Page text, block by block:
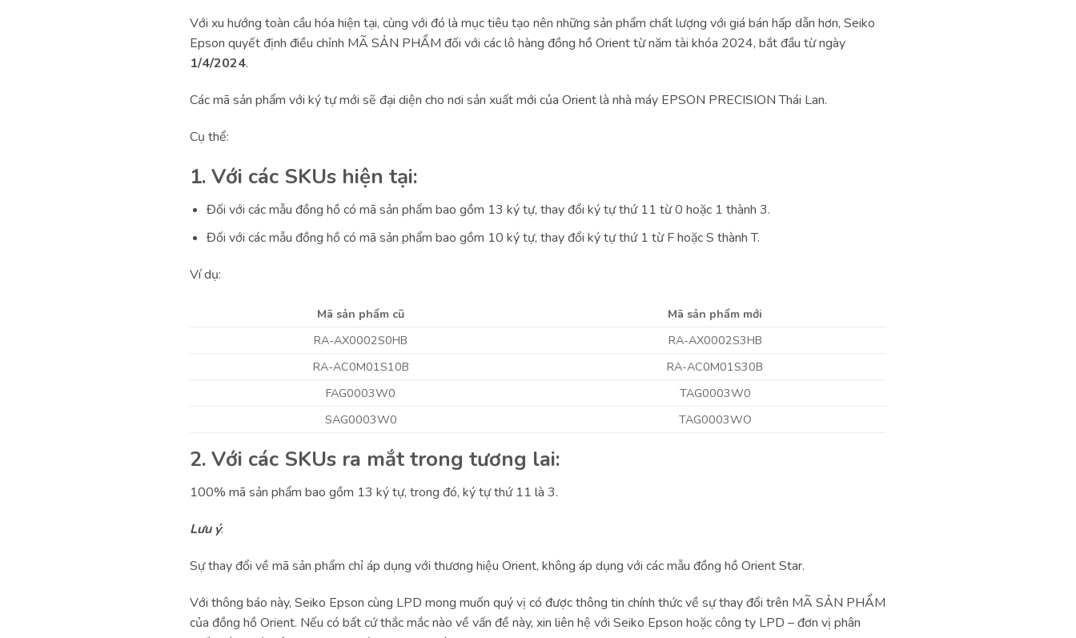
Với xu hướng toàn cầu hóa hiện tại, cùng với đó là mục tiêu tạo nên những sản phẩm chất lượng với giá bán hấp dẫn hơn, Seiko
Epson quyết định điều chỉnh MÃ SẢN PHẨM đối với các lô hàng đồng hồ Orient từ năm tài khóa 2024, bắt đầu từ ngày
1/4/2024.
Các mã sản phẩm với ký tự mới sẽ đại diện cho nơi sản xuất mới của Orient là nhà máy EPSON PRECISION Thái Lan.
Cụ thể:
1. Với các SKUs hiện tại:
Đối với các mẫu đồng hồ có mã sản phẩm bao gồm 13 ký tự, thay đổi ký tự thứ 11 từ 0 hoặc 1 thành 3.
Đối với các mẫu đồng hồ có mã sản phẩm bao gồm 10 ký tự, thay đổi ký tự thứ 1 từ F hoặc S thành T.
Ví dụ:
Mã sản phẩm cũ
Mã sản phẩm mới
RA-AX0002S0HB
RA-AX0002S3HB
RA-AC0M01S10B
RA-AC0M01S30B
FAG0003W0
TAG0003W0
SAG0003W0
TAG0003WO
2. Với các SKUs ra mắt trong tương lai:
100% mã sản phẩm bao gồm 13 ký tự, trong đó, ký tự thứ 11 là 3.
Lưu ý:
Sự thay đổi về mã sản phẩm chỉ áp dụng với thương hiệu Orient, không áp dụng với các mẫu đồng hồ Orient Star.
Với thông báo này, Seiko Epson cùng LPD mong muốn quý vị có được thông tin chính thức về sự thay đổi trên MÃ SẢN PHẨM
của đồng hồ Orient. Nếu có bất cứ thắc mắc nào về vấn đề này, xin liên hệ với Seiko Epson hoặc công ty LPD – đơn vị phân